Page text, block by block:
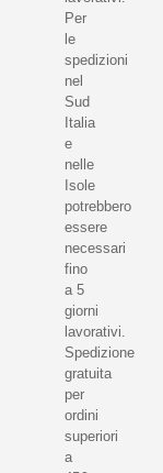
Per
le
spedizioni
nel
Sud
Italia
e
nelle
Isole
potrebbero
essere
necessari
fino
a 5
giorni
lavorativi.
Spedizione
gratuita
per
ordini
superiori
a